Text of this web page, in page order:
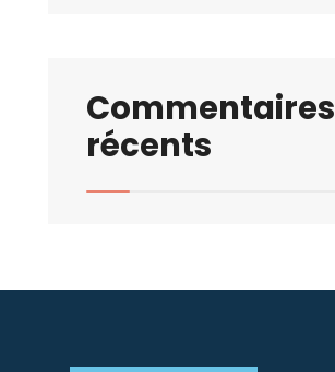
Commentaires
récents